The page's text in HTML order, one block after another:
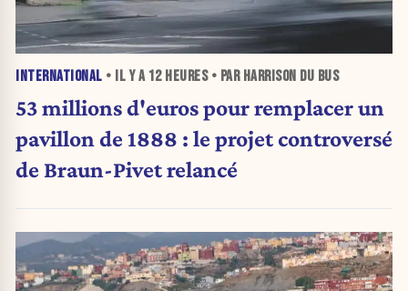
INTERNATIONAL • IL Y A 12 HEURES• PAR HARRISON DU BUS
53 millions d'euros pour remplacer un
pavillon de 1888 : le projet controversé
de Braun-Pivet relancé